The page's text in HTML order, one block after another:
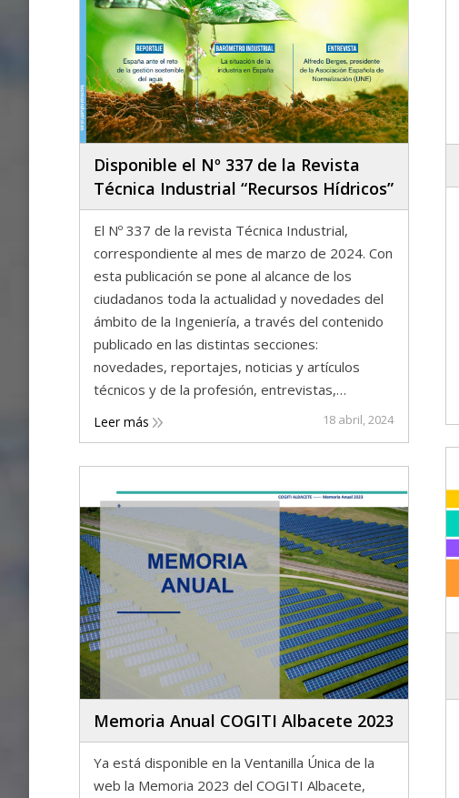
Disponible el Nº 337 de la Revista
Técnica Industrial “Recursos Hídricos”
El Nº 337 de la revista Técnica Industrial,
correspondiente al mes de marzo de 2024. Con
esta publicación se pone al alcance de los
ciudadanos toda la actualidad y novedades del
ámbito de la Ingeniería, a través del contenido
publicado en las distintas secciones:
novedades, reportajes, noticias y artículos
técnicos y de la profesión, entrevistas,…
Leer más 18 abril, 2024
Memoria Anual COGITI Albacete 2023
Ya está disponible en la Ventanilla Única de la
web la Memoria 2023 del COGITI Albacete,